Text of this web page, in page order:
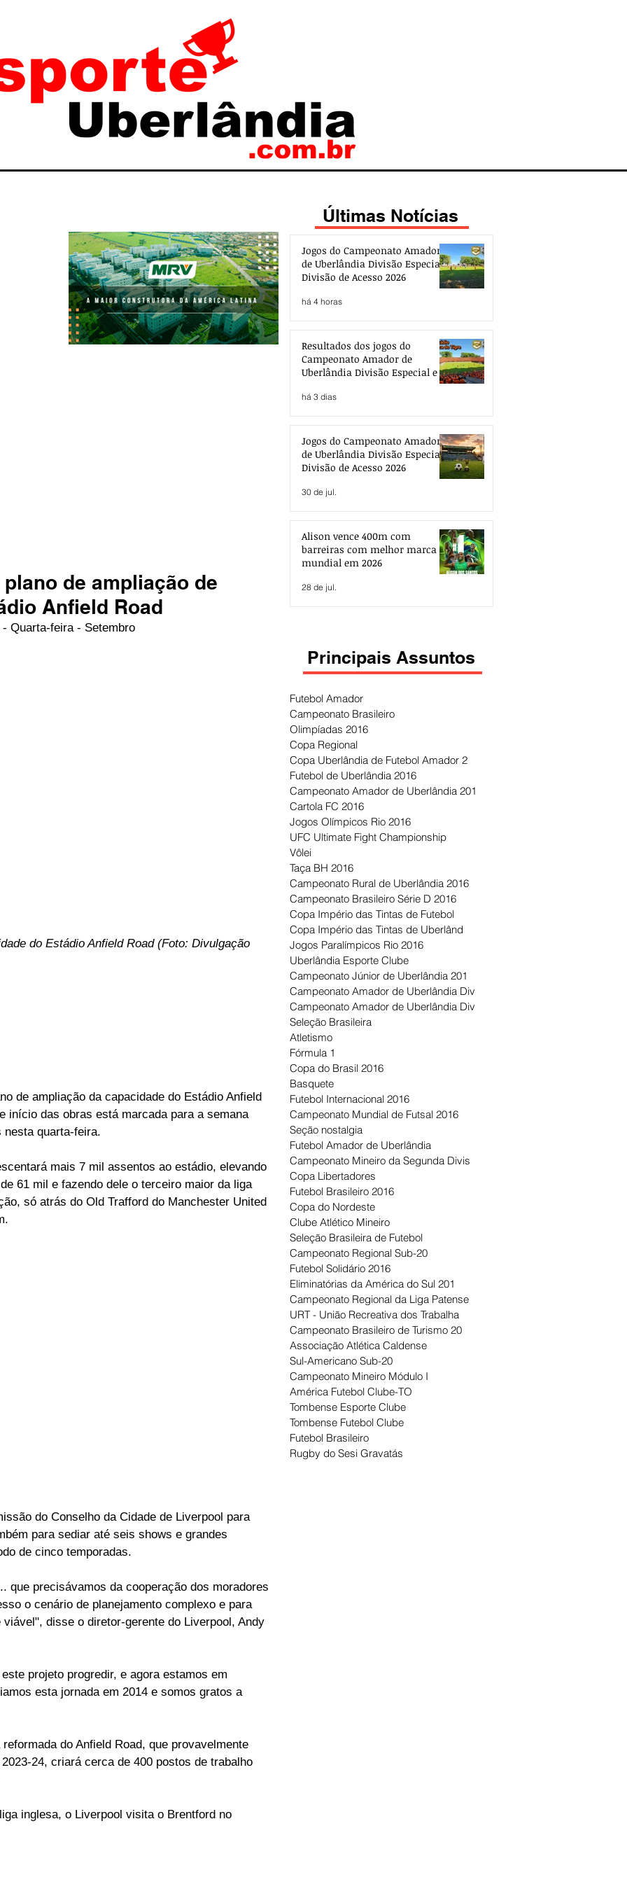
de ampliação de
Anfield Road
Quarta-feira - Setembro
do Estádio Anfield Road (Foto: Divulgação
de ampliação da capacidade do Estádio Anfield
início das obras está marcada para a semana
nesta quarta-feira.
mais 7 mil assentos ao estádio, elevando
61 mil e fazendo dele o terceiro maior da liga
só atrás do Old Trafford do Manchester United
do Conselho da Cidade de Liverpool para
para sediar até seis shows e grandes
de cinco temporadas.
que precisávamos da cooperação dos moradores
o cenário de planejamento complexo e para
disse o diretor-gerente do Liverpool, Andy
projeto progredir, e agora estamos em
esta jornada em 2014 e somos gratos a
do Anfield Road, que provavelmente
24, criará cerca de 400 postos de trabalho
inglesa, o Liverpool visita o Brentford no
Últimas Notícias
Jogos do Campeonato Amador
de Uberlândia Divisão Especial e
Divisão de Acesso 2026
há 4 horas
Resultados dos jogos do
Campeonato Amador de
Uberlândia Divisão Especial e de
há 3 dias
Jogos do Campeonato Amador
de Uberlândia Divisão Especial e
Divisão de Acesso 2026
30 de jul.
Alison vence 400m com
barreiras com melhor marca
mundial em 2026
28 de jul.
Principais Assuntos
Futebol Amador
Campeonato Brasileiro
Olimpíadas 2016
Copa Regional
Copa Uberlândia de Futebol Amador 2
Futebol de Uberlândia 2016
Campeonato Amador de Uberlândia 201
Cartola FC 2016
Jogos Olímpicos Rio 2016
UFC Ultimate Fight Championship
Vôlei
Taça BH 2016
Campeonato Rural de Uberlândia 2016
Campeonato Brasileiro Série D 2016
Copa Império das Tintas de Futebol
Copa Império das Tintas de Uberlând
Jogos Paralímpicos Rio 2016
Uberlândia Esporte Clube
Campeonato Júnior de Uberlândia 201
Campeonato Amador de Uberlândia Div
Campeonato Amador de Uberlândia Div
Seleção Brasileira
Atletismo
Fórmula 1
Copa do Brasil 2016
Basquete
Futebol Internacional 2016
Campeonato Mundial de Futsal 2016
Seção nostalgia
Futebol Amador de Uberlândia
Campeonato Mineiro da Segunda Divis
Copa Libertadores
Futebol Brasileiro 2016
Copa do Nordeste
Clube Atlético Mineiro
Seleção Brasileira de Futebol
Campeonato Regional Sub-20
Futebol Solidário 2016
Eliminatórias da América do Sul 201
Campeonato Regional da Liga Patense
URT - União Recreativa dos Trabalha
Campeonato Brasileiro de Turismo 20
Associação Atlética Caldense
Sul-Americano Sub-20
Campeonato Mineiro Módulo I
América Futebol Clube-TO
Tombense Esporte Clube
Tombense Futebol Clube
Futebol Brasileiro
Rugby do Sesi Gravatás